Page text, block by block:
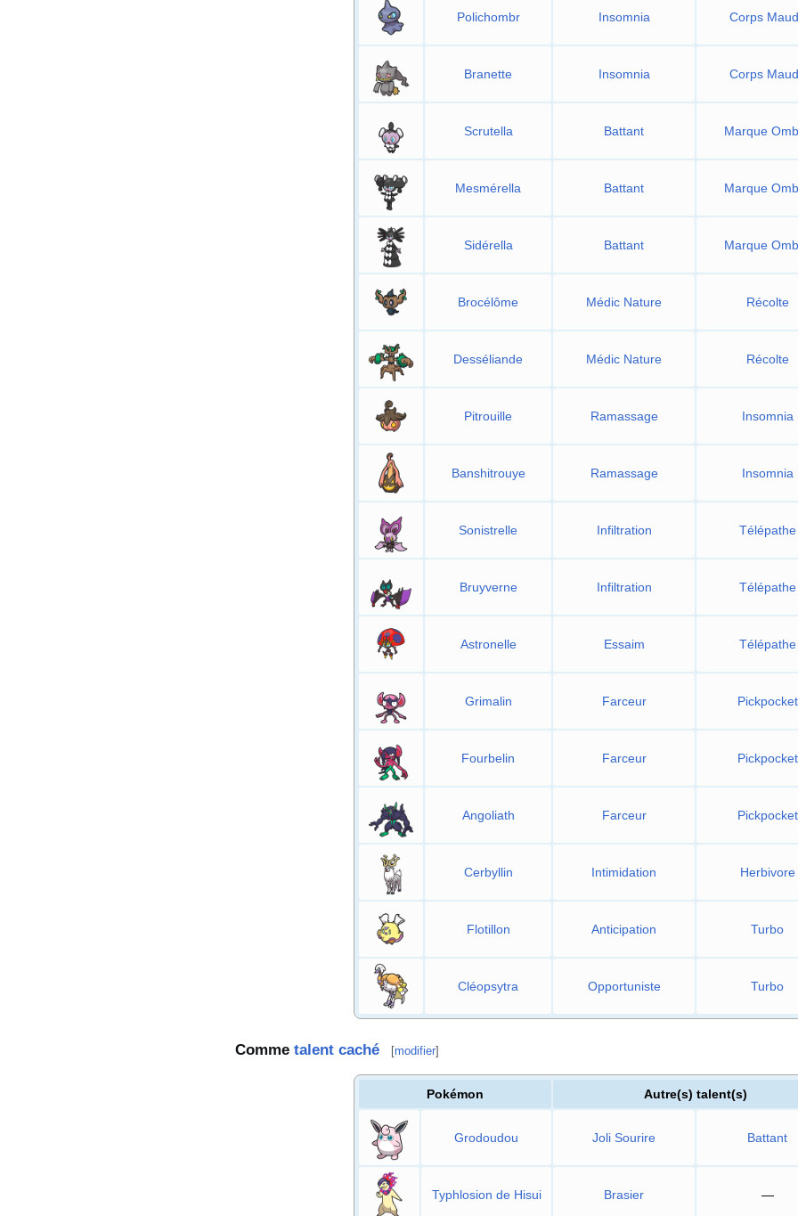
Polichombr Insomnia Corps
Branette Insomnia Corps
Scrutella Battant Marque
Mesmérella Battant Marque
Sidérella Battant Marque
Brocélôme Médic Nature Récolte
Desséliande Médic Nature Récolte
Pitrouille Ramassage Insomnia
Banshitrouye Ramassage Insomnia
Sonistrelle Infiltration Télépathe
Bruyverne Infiltration Télépathe
Astronelle Essaim Télépathe
Grimalin Farceur Pickpocket
Fourbelin Farceur Pickpocket
Angoliath Farceur Pickpocket
Cerbyllin Intimidation Herbivore
Flotillon Anticipation Turbo
Cléopsytra Opportuniste Turbo
Comme talent caché [modifier]
Pokémon Autre(s) talent(s)
Grodoudou Joli Sourire Battant
Typhlosion de Hisui Brasier —